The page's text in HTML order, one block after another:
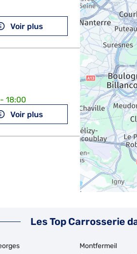
Voir plus
18:00
Voir plus
Les Top Carrosserie
Montfermeil